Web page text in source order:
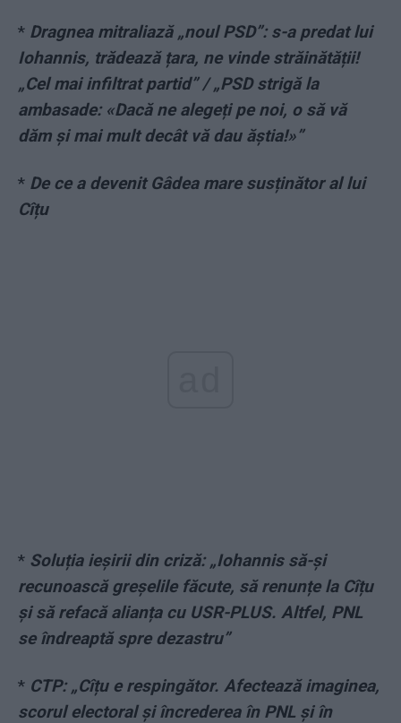
* Dragnea mitraliază „noul PSD”: s-a predat lui
Iohannis, trădează țara, ne vinde străinătății!
„Cel mai infiltrat partid” / „PSD strigă la
ambasade: «Dacă ne alegeți pe noi, o să vă
dăm și mai mult decât vă dau ăștia!»”
* De ce a devenit Gâdea mare susținător al lui
Cîțu
* Soluția ieșirii din criză: „Iohannis să-și
recunoască greșelile făcute, să renunțe la Cîțu
și să refacă alianța cu USR-PLUS. Altfel, PNL
se îndreaptă spre dezastru”
* CTP: „Cîțu e respingător. Afectează imaginea,
scorul electoral și încrederea în PNL și în